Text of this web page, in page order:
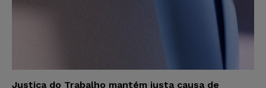
Justiça do Trabalho mantém justa causa de